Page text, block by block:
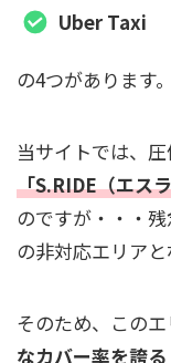
Uber Taxi
の4つがあります。
当サイトでは、
「S.RIDE（エス
のですが・・・
の非対応エリアと
そのため、このエ
なカバー率を誇る